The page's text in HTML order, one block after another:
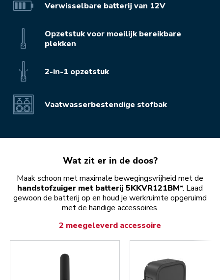
Verwisselbare batterij van 12V
Opzetstuk voor moeilijk bereikbare
plekken
2-in-1 opzetstuk
Vaatwasserbestendige stofbak
Wat zit er in de doos?
Maak schoon met maximale bewegingsvrijheid met de
handstofzuiger met batterij 5KKVR121BM*. Laad
gewoon de batterij op en houd je werkruimte opgeruimd
met de handige accessoires.
2 meegeleverd accessoire